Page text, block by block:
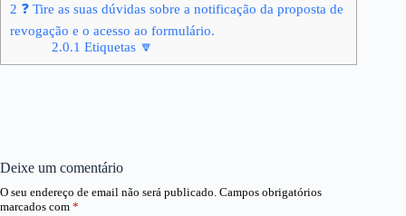
2 ❓ Tire as suas dúvidas sobre a notificação da proposta de
revogação e o acesso ao formulário.
2.0.1 Etiquetas 🔽
Deixe um comentário
O seu endereço de email não será publicado. Campos obrigatórios
marcados com *